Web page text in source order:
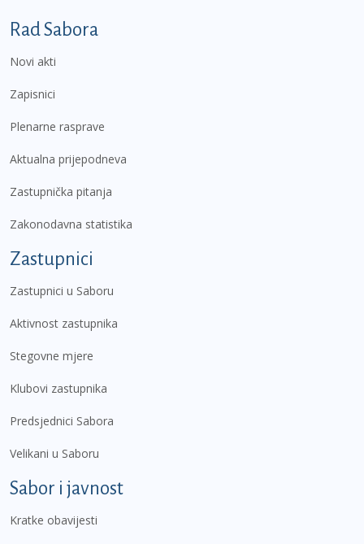
Podnožje prvi izbornik
Rad Sabora
Novi akti
Zapisnici
Plenarne rasprave
Aktualna prijepodneva
Zastupnička pitanja
Zakonodavna statistika
Zastupnici
Zastupnici u Saboru
Aktivnost zastupnika
Stegovne mjere
Klubovi zastupnika
Predsjednici Sabora
Velikani u Saboru
Sabor i javnost
Kratke obavijesti